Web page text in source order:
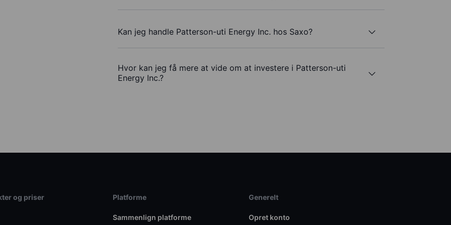
Kan jeg handle Patterson-uti Energy Inc. hos Saxo?
Hvor kan jeg få mere at vide om at investere i Patterson-uti
Energy Inc.?
og priser Platforme
Sammenlign platforme
Generelt
Opret konto